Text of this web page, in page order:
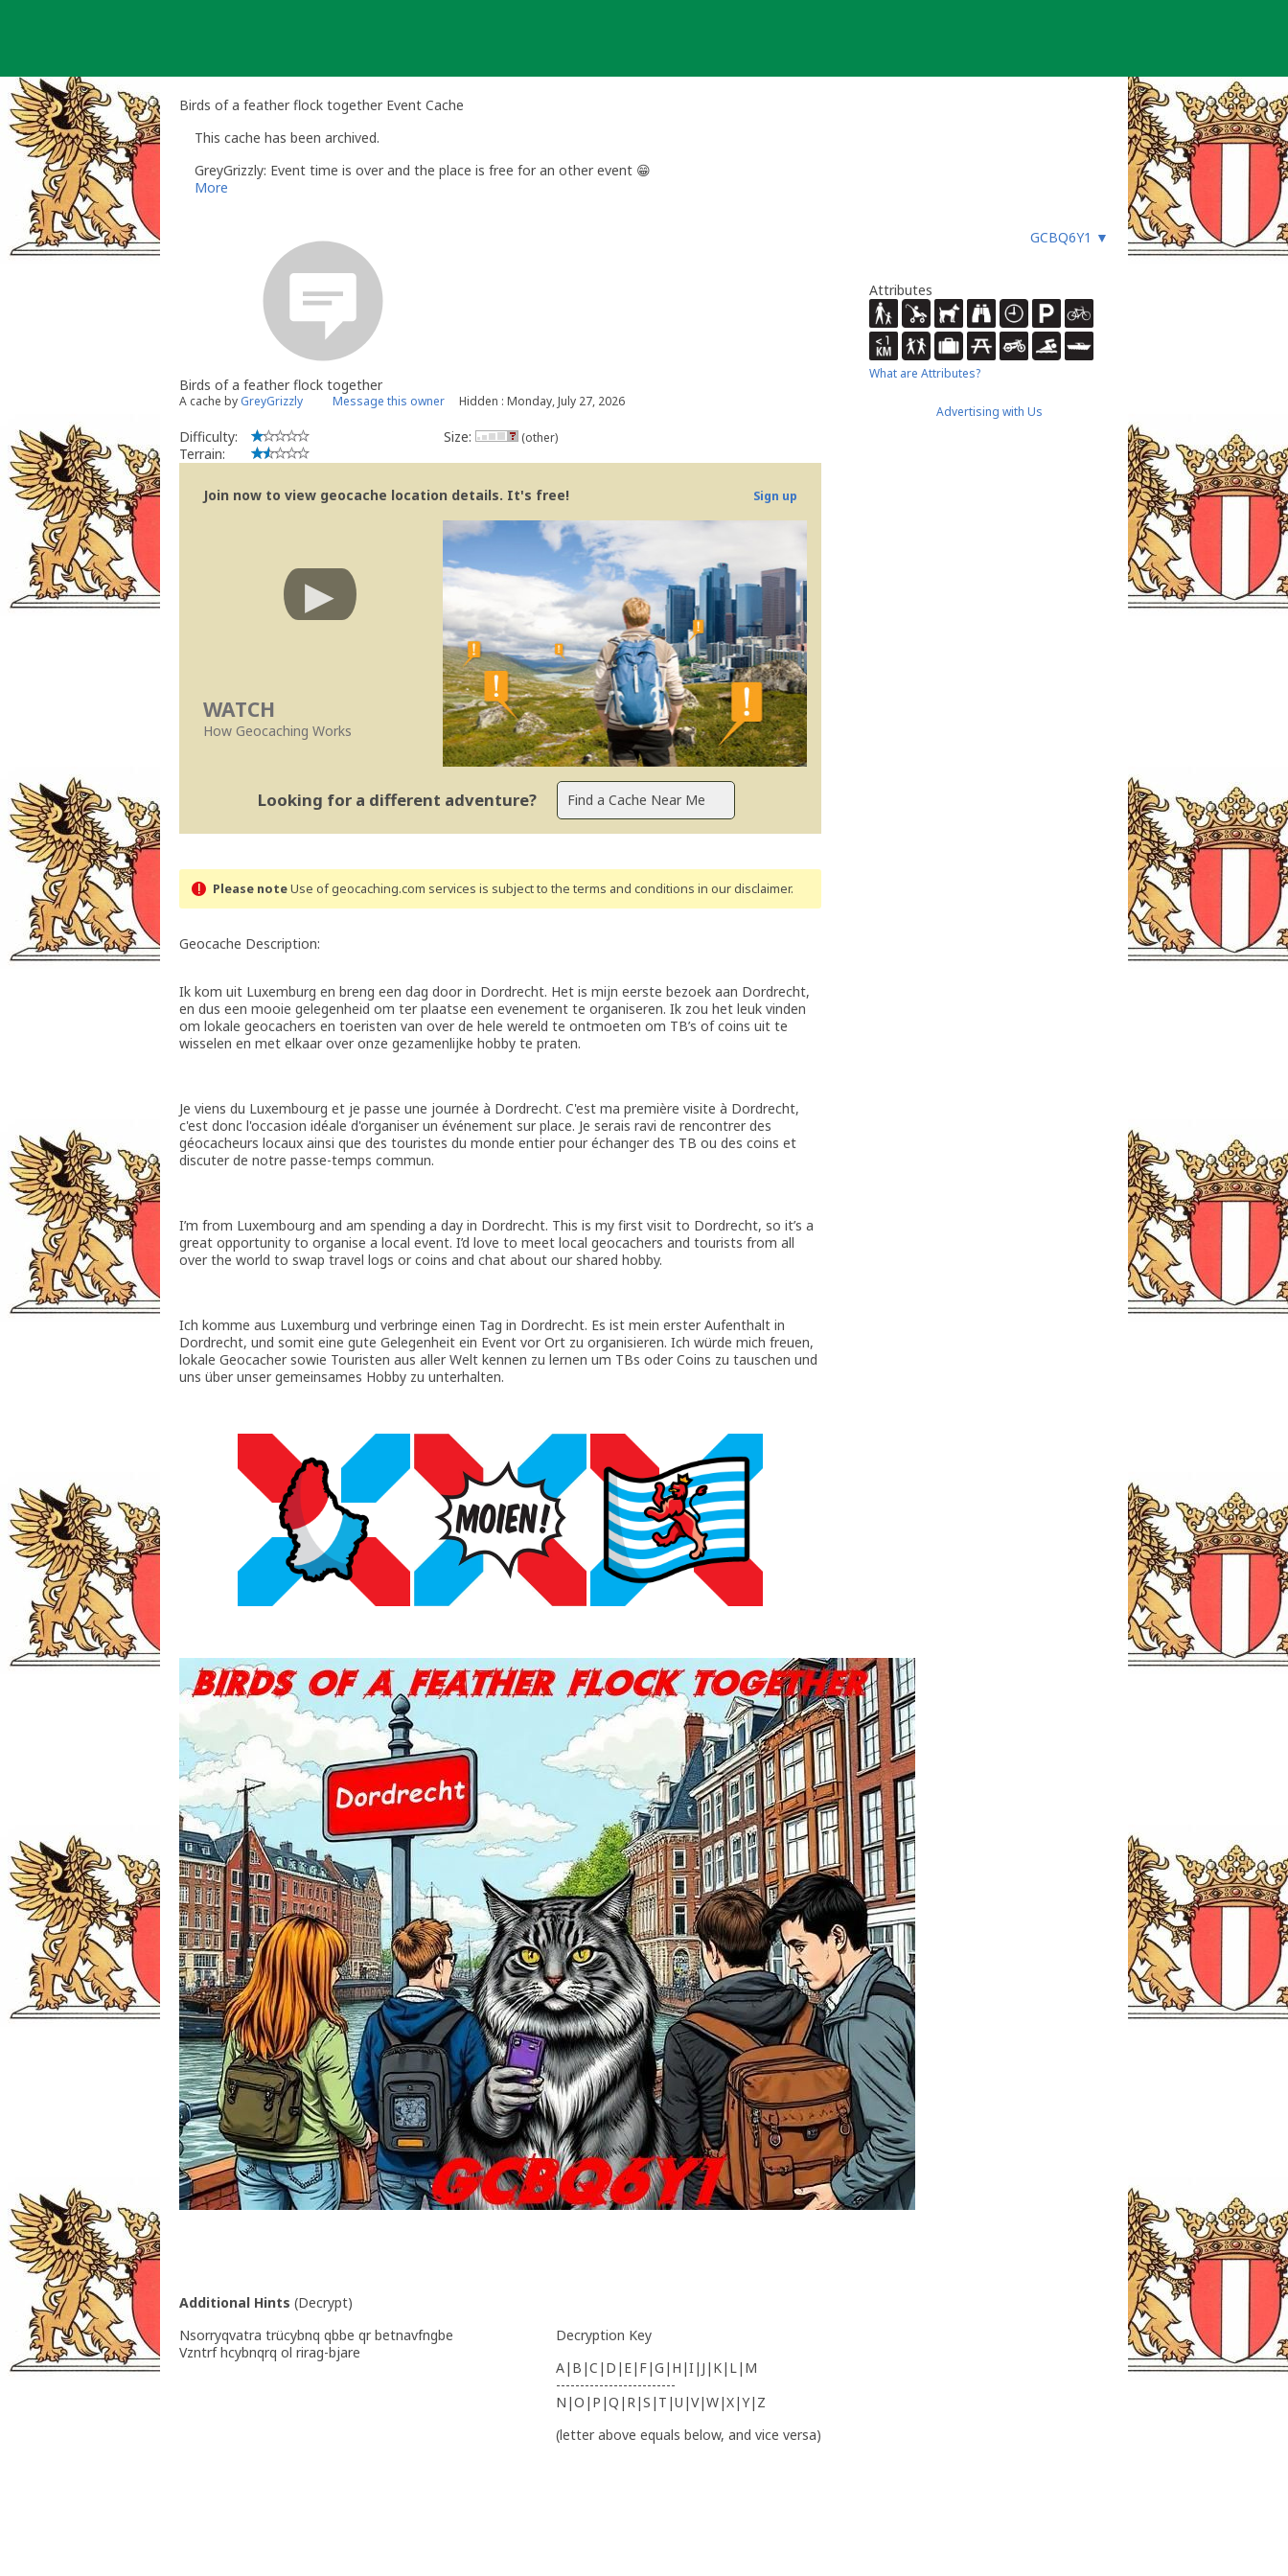
Birds of a feather flock together Event Cache
This cache has been archived.
GreyGrizzly: Event time is over and the place is free for an other event 😁
More
GCBQ6Y1 ▼
Birds of a feather flock together
A cache by GreyGrizzly Message this owner Hidden : Monday, July 27, 2026
Difficulty:
Terrain:
Size: (other)
Join now to view geocache location details. It's free! Sign up
WATCH
How Geocaching Works
Looking for a different adventure?
Please noteUse of geocaching.com services is subject to the terms and conditions in our disclaimer.
Geocache Description:
Ik kom uit Luxemburg en breng een dag door in Dordrecht. Het is mijn eerste bezoek aan Dordrecht,
en dus een mooie gelegenheid om ter plaatse een evenement te organiseren. Ik zou het leuk vinden
om lokale geocachers en toeristen van over de hele wereld te ontmoeten om TB’s of coins uit te
wisselen en met elkaar over onze gezamenlijke hobby te praten.
Je viens du Luxembourg et je passe une journée à Dordrecht. C'est ma première visite à Dordrecht,
c'est donc l'occasion idéale d'organiser un événement sur place. Je serais ravi de rencontrer des
géocacheurs locaux ainsi que des touristes du monde entier pour échanger des TB ou des coins et
discuter de notre passe-temps commun.
I’m from Luxembourg and am spending a day in Dordrecht. This is my first visit to Dordrecht, so it’s a
great opportunity to organise a local event. I’d love to meet local geocachers and tourists from all
over the world to swap travel logs or coins and chat about our shared hobby.
Ich komme aus Luxemburg und verbringe einen Tag in Dordrecht. Es ist mein erster Aufenthalt in
Dordrecht, und somit eine gute Gelegenheit ein Event vor Ort zu organisieren. Ich würde mich freuen,
lokale Geocacher sowie Touristen aus aller Welt kennen zu lernen um TBs oder Coins zu tauschen und
uns über unser gemeinsames Hobby zu unterhalten.
Additional Hints (Decrypt)
Nsorryqvatra trücybnq qbbe qr betnavfngbe
Vzntrf hcybnqrq ol rirag-bjare
Decryption Key
A|B|C|D|E|F|G|H|I|J|K|L|M
-------------------------
N|O|P|Q|R|S|T|U|V|W|X|Y|Z
(letter above equals below, and vice versa)
Attributes
What are Attributes?
Advertising with Us